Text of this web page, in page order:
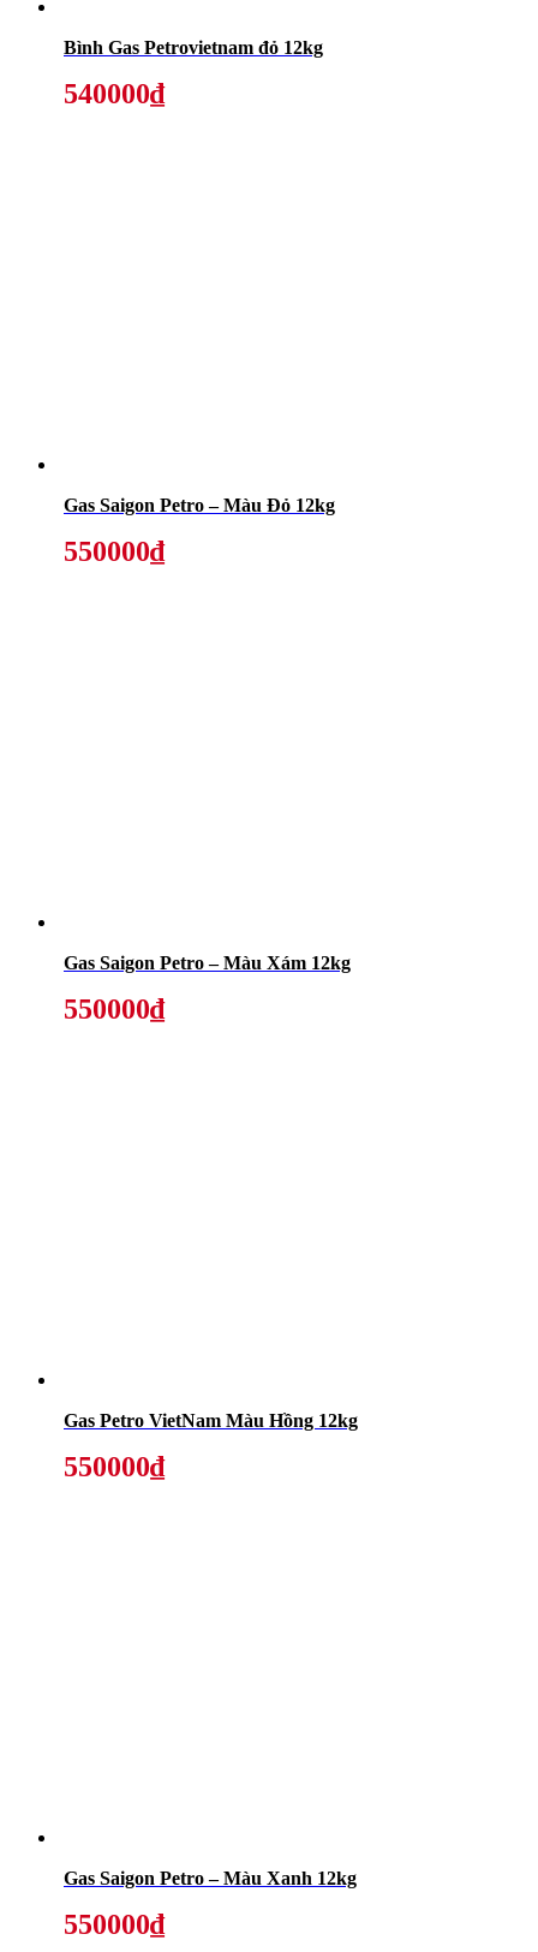
Bình Gas Petrovietnam đỏ 12kg
540000₫
Gas Saigon Petro – Màu Đỏ 12kg
550000₫
Gas Saigon Petro – Màu Xám 12kg
550000₫
Gas Petro VietNam Màu Hồng 12kg
550000₫
Gas Saigon Petro – Màu Xanh 12kg
550000₫